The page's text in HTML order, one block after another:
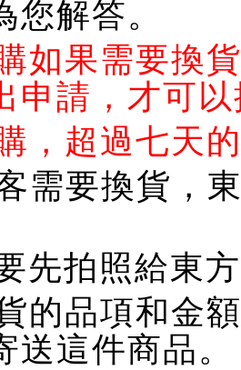
解答。
如果需要換
申請，才可
，超過七天
需要換貨，
先拍照給東
的品項和金
送這件商品。